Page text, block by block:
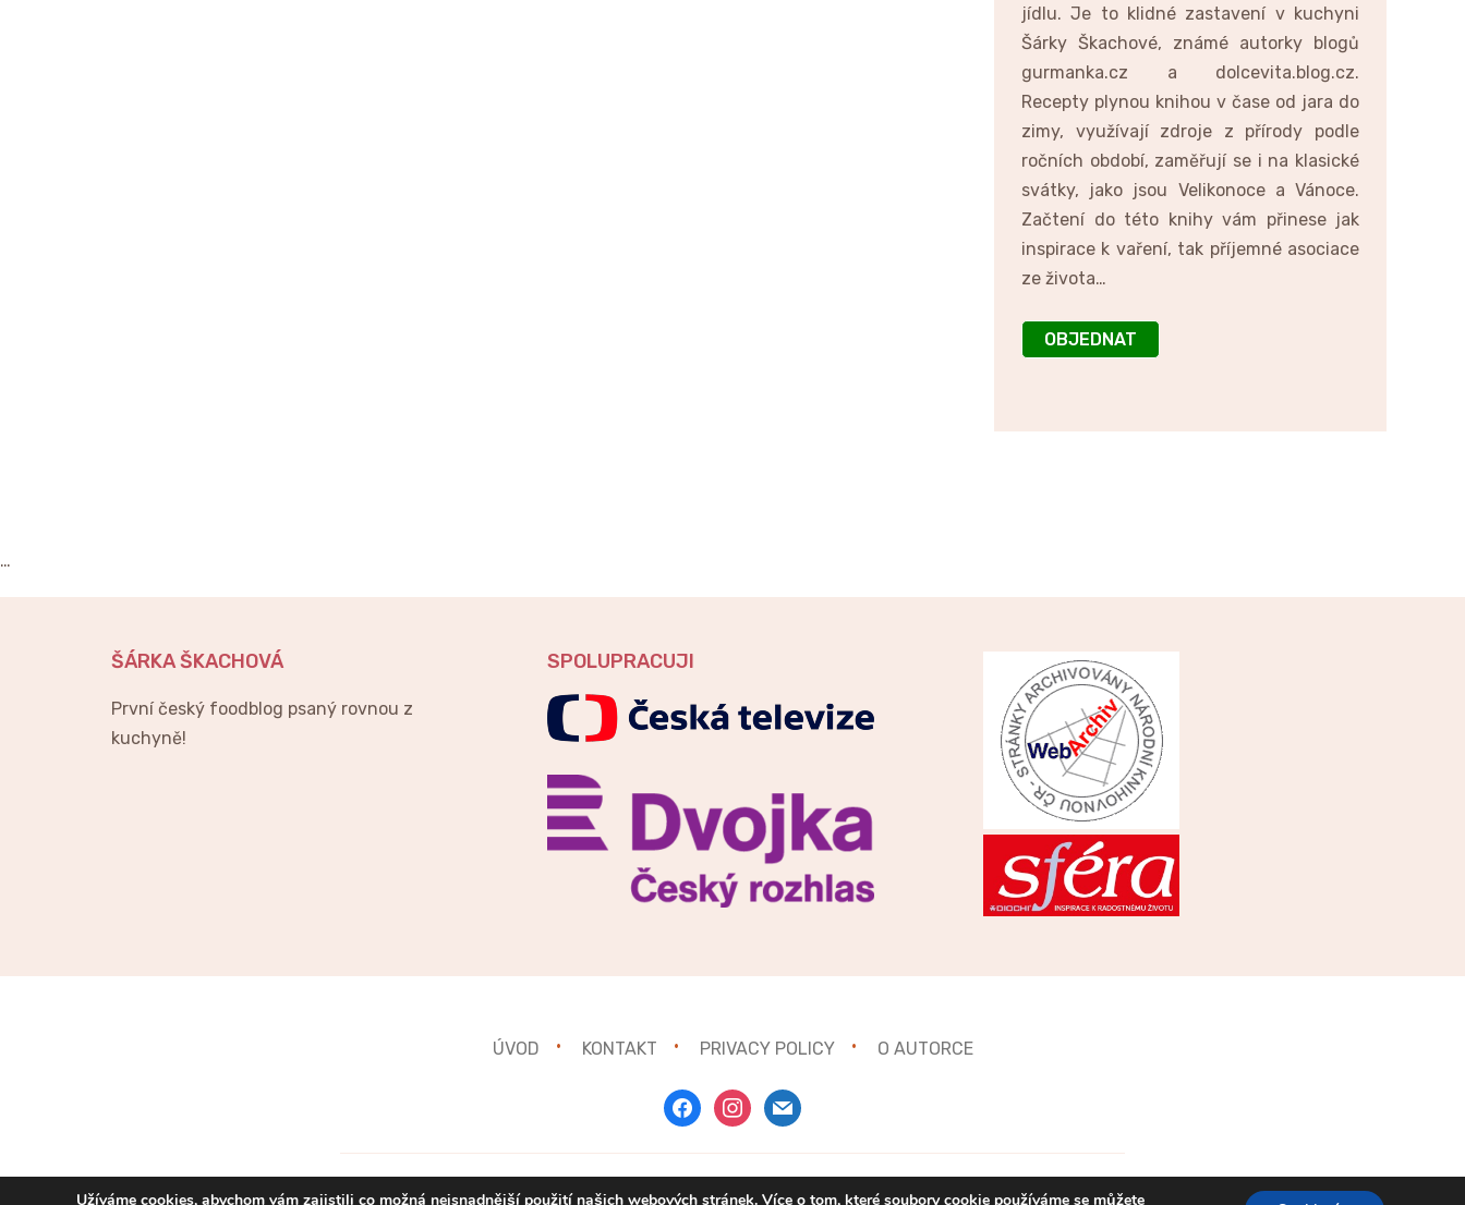
jídlu. Je to klidné zastavení v kuchyni
Šárky Škachové, známé autorky blogů
gurmanka.cz a dolcevita.blog.cz.
Recepty plynou knihou v čase od jara do
zimy, využívají zdroje z přírody podle
ročních období, zaměřují se i na klasické
svátky, jako jsou Velikonoce a Vánoce.
Začtení do této knihy vám přinese jak
inspirace k vaření, tak příjemné asociace
ze života…
OBJEDNAT
…
ŠÁRKA ŠKACHOVÁ
První český foodblog psaný rovnou z
kuchyně!
SPOLUPRACUJI
ÚVOD KONTAKT PRIVACY POLICY O AUTORCE
facebookinstagram
mail
Copyright © 2021Gurmánka.cz
Užíváme cookies, abychom vám zajistili co možná nejsnadnější použití našich webových stránek. Více o tom, které soubory cookie používáme se můžete